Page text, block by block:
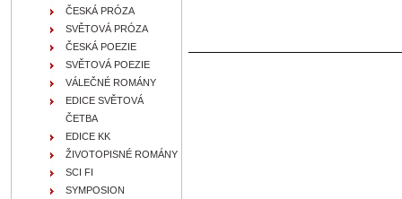
ČESKÁ PRÓZA
SVĚTOVÁ PRÓZA
ČESKÁ POEZIE
SVĚTOVÁ POEZIE
VÁLEČNÉ ROMÁNY
EDICE SVĚTOVÁ
ČETBA
EDICE KK
ŽIVOTOPISNÉ ROMÁNY
SCI FI
SYMPOSION